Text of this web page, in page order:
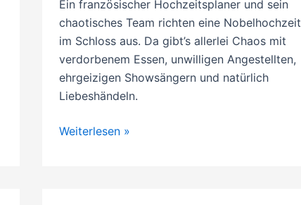
7
Sterne
–
mit
Video
Ein französischer Hochzeitsplaner und sein
chaotisches Team richten eine Nobelhochzeit
im Schloss aus. Da gibt’s allerlei Chaos mit
verdorbenem Essen, unwilligen Angestellten,
ehrgeizigen Showsängern und natürlich
Liebeshändeln.
Filmkritik:
Weiterlesen »